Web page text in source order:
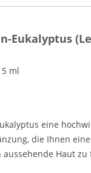
Eukalyptus
ml
eine
die Ihnen
Haut zu